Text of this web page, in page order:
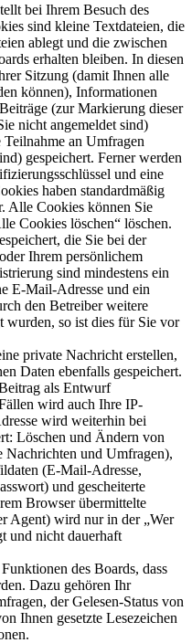
bei Ihrem Besuch des
sind kleine Textdateien, die
ablegt und die zwischen
erhalten bleiben. In diesen
Sitzung (damit Ihnen alle
können), Informationen
(zur Markierung dieser
nicht angemeldet sind)
an Umfragen
gespeichert. Ferner werden
und eine
haben standardmäßig
Alle Cookies können Sie
Cookies löschen“ löschen.
die Sie bei der
Ihrem persönlichem
sind mindestens ein
E-Mail-Adresse und ein
den Betreiber weitere
wurden, so ist dies für Sie vor
private Nachricht erstellen,
Daten ebenfalls gespeichert.
als Entwurf
wird auch Ihre IP-
wird weiterhin bei
Löschen und Ändern von
Nachrichten und Umfragen),
(E-Mail-Adresse,
und gescheiterte
Browser übermittelte
Agent) wird nur in der „Wer
und nicht dauerhaft
des Boards, dass
Dazu gehören Ihr
der Gelesen-Status von
Ihnen gesetzte Lesezeichen